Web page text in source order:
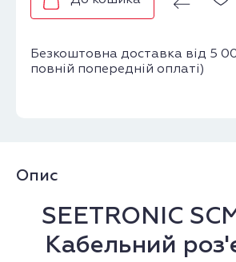
Безкоштовна доставка від 5
повній попередній оплаті)
Опис
SEETRONIC
Кабельний